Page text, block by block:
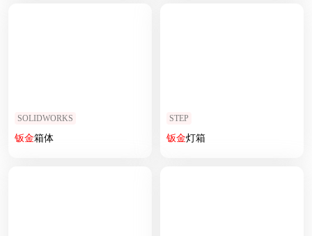
SOLIDWORKS
钣金箱体
STEP
钣金灯箱